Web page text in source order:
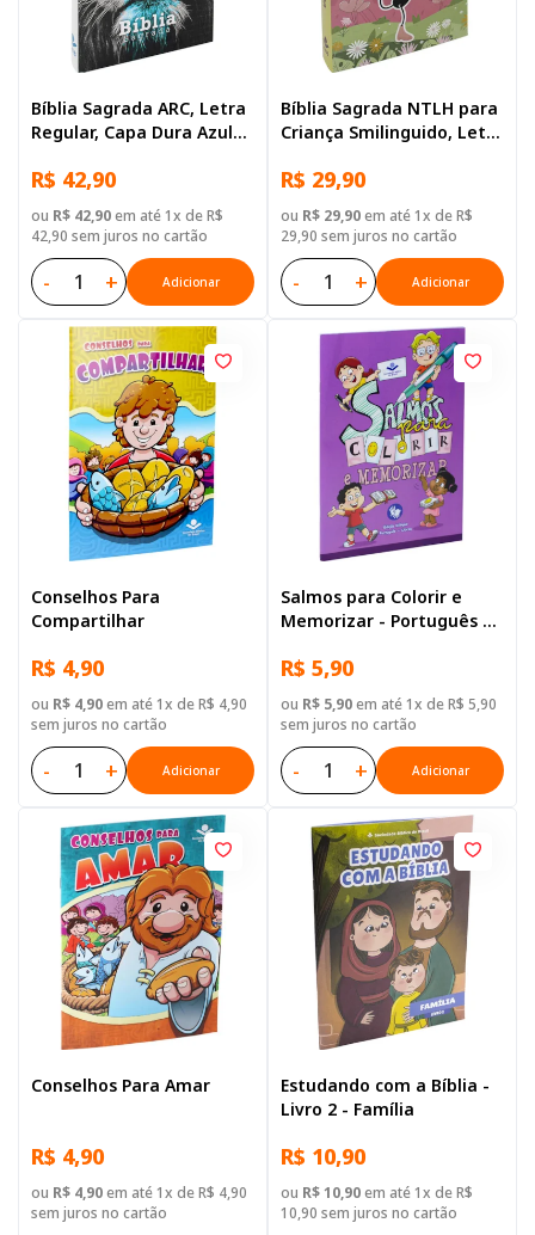
Bíblia Sagrada ARC, Letra
Regular, Capa Dura Azul
R$ 42,90
ou R$ 42,90em até 1x de R$
42,90 sem juros no cartão
- + Adicionar
Bíblia Sagrada NTLH para
Criança Smilinguido, Letra
Brochura Ilustrada:
Marrom
R$ 29,90
ou R$ 29,90em até 1x de R$
29,90 sem juros no cartão
- + Adicionar
Conselhos Para
Compartilhar
R$ 4,90
ou R$ 4,90em até 1x de R$ 4,90
sem juros no cartão
- + Adicionar
Salmos para Colorir e
Memorizar - Português e
R$ 5,90
ou R$ 5,90em até 1x de R$ 5,90
sem juros no cartão
- + Adicionar
Conselhos Para Amar
R$ 4,90
ou R$ 4,90em até 1x de R$ 4,90
sem juros no cartão
Estudando com a Bíblia -
Livro 2 - Família
R$ 10,90
ou R$ 10,90em até 1x de R$
10,90 sem juros no cartão